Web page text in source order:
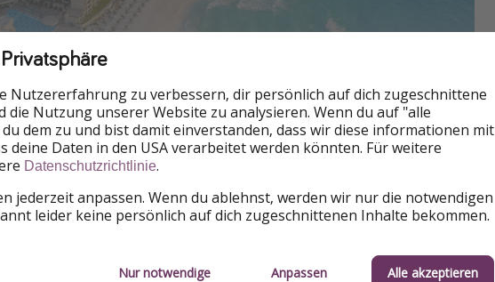
Nutzererfahrung zu verbessern, dir persönlich auf dich zugeschnittene
Nutzung unserer Website zu analysieren. Wenn du auf "alle
dem zu und bist damit einverstanden, dass wir diese informationen mit
deine Daten in den USA verarbeitet werden könnten. Für weitere
Datenschutzrichtlinie.
jederzeit anpassen. Wenn du ablehnst, werden wir nur die notwendigen
leider keine persönlich auf dich zugeschnittenen Inhalte bekommen.
Nur notwendige Anpassen Alle akzeptieren